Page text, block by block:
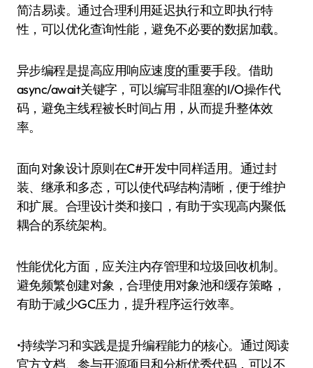
简洁易读。通过合理利用延迟执行和立即执行特
性，可以优化查询性能，避免不必要的数据加载。
异步编程是提高应用响应速度的重要手段。借助
async/await关键字，可以编写非阻塞的I/O操作代
码，避免主线程被长时间占用，从而提升整体效
率。
面向对象设计原则在C#开发中同样适用。通过封
装、继承和多态，可以使代码结构清晰，便于维护
和扩展。合理设计类和接口，有助于实现高内聚低
耦合的系统架构。
性能优化方面，应关注内存管理和垃圾回收机制。
避免频繁创建对象，合理使用对象池和缓存策略，
有助于减少GC压力，提升程序运行效率。
•持续学习和实践是提升编程能力的核心。通过阅读
官方文档、参与开源项目和分析优秀代码，可以不